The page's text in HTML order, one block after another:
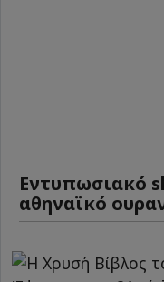
Εντυπωσιακό
αθηναϊκό